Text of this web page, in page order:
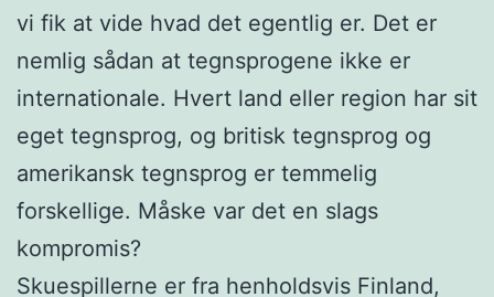
vi fik at vide hvad det egentlig er. Det er
nemlig sådan at tegnsprogene ikke er
internationale. Hvert land eller region har sit
eget tegnsprog, og britisk tegnsprog og
amerikansk tegnsprog er temmelig
forskellige. Måske var det en slags
kompromis?
Skuespillerne er fra henholdsvis Finland,